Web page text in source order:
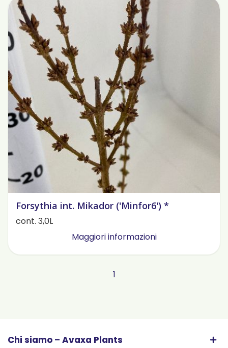
Forsythia int. Mikador ('Minfor6') *
cont. 3,0L
Maggiori informazioni
1
Chi siamo – Avaxa Plants